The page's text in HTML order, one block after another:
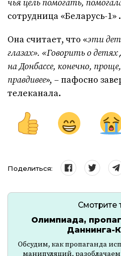
чья цель помогать,
сотрудница «Беларусь-1» .
Она считает, что «эти
глазах». «Говорить о детях
на Донбассе, конечно,
правдивее», – пафосно
телеканала.
Поделиться:
Смотрите
Олимпиада,
Даннинга-
Обсудим, как пропаганда
манипуляций,